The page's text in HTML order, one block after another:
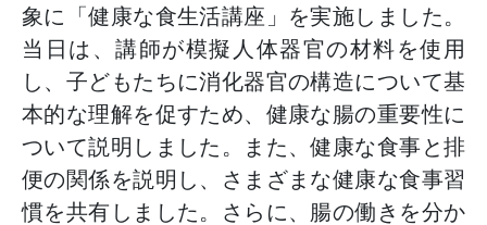
象に「健康な食生活講座」を実施しました。
当日は、講師が模擬人体器官の材料を使用
し、子どもたちに消化器官の構造について基
本的な理解を促すため、健康な腸の重要性に
ついて説明しました。また、健康な食事と排
便の関係を説明し、さまざまな健康な食事習
慣を共有しました。さらに、腸の働きを分か